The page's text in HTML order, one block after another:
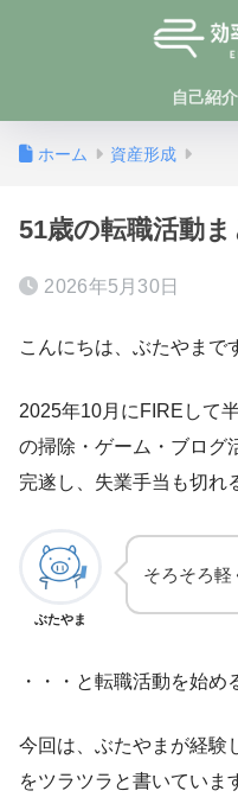
自己紹介
ホーム 資産形成
51歳の転職活動
2026年5月30日
こんにちは、ぶたやまで
2025年10月にFIREして
の掃除・ゲーム・ブログ
完遂し、失業手当も切れ
ぶたやま
そろそろ軽
・・・と転職活動を始め
今回は、ぶたやまが経験
をツラツラと書いていま